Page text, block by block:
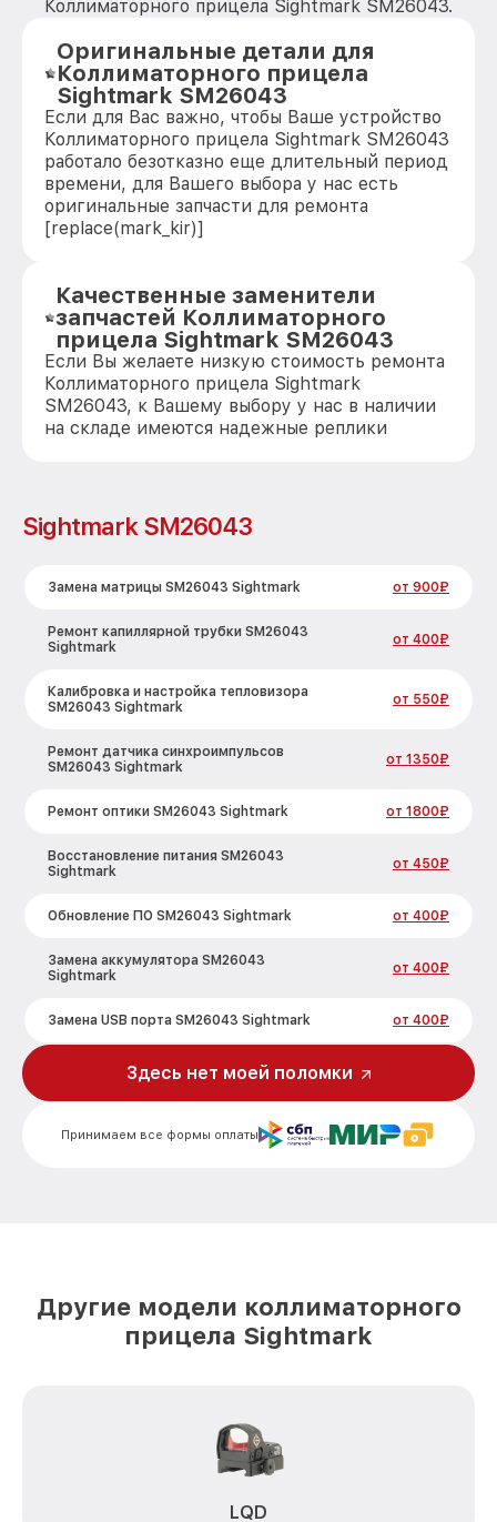
Коллиматорного прицела Sightmark SM26043.
Оригинальные детали для
Коллиматорного прицела
Sightmark SM26043
Если для Вас важно, чтобы Ваше устройство
Коллиматорного прицела Sightmark SM26043
работало безотказно еще длительный период
времени, для Вашего выбора у нас есть
оригинальные запчасти для ремонта
[replace(mark_kir)]
Качественные заменители
запчастей Коллиматорного
прицела Sightmark SM26043
Если Вы желаете низкую стоимость ремонта
Коллиматорного прицела Sightmark
SM26043, к Вашему выбору у нас в наличии
на складе имеются надежные реплики
Sightmark SM26043
Замена матрицы SM26043 Sightmark от 900₽
Ремонт капиллярной трубки SM26043
Sightmark
от 400₽
Калибровка и настройка тепловизора
SM26043 Sightmark
от 550₽
Ремонт датчика синхроимпульсов
SM26043 Sightmark
от 1350₽
Ремонт оптики SM26043 Sightmark от 1800₽
Восстановление питания SM26043
Sightmark
от 450₽
Обновление ПО SM26043 Sightmark от 400₽
Замена аккумулятора SM26043
Sightmark
от 400₽
Замена USB порта SM26043 Sightmark от 400₽
Ремонт встроенного дальномера и
других устройств SM26043 Sightmark
Принимаем все формы оплаты
Здесь нет моей поломки
Другие модели коллиматорного
прицела Sightmark
LQD